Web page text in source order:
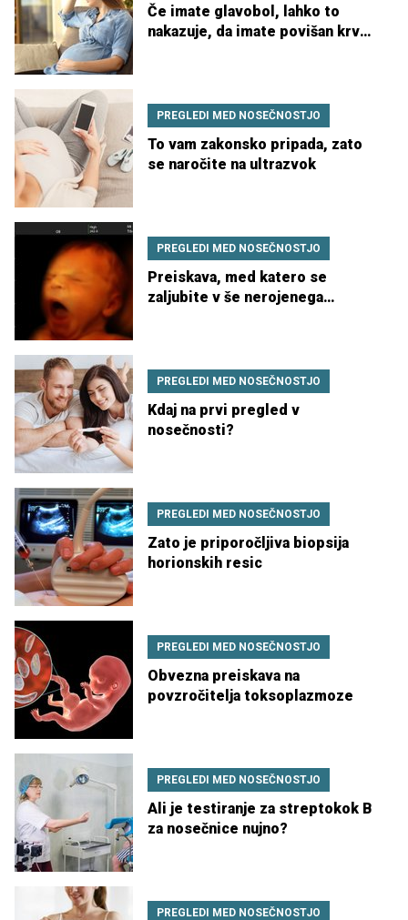
Če imate glavobol, lahko to
nakazuje, da imate povišan krvni
PREGLEDI MED NOSEČNOSTJO
To vam zakonsko pripada, zato
se naročite na ultrazvok
PREGLEDI MED NOSEČNOSTJO
Preiskava, med katero se
zaljubite v še nerojenega
PREGLEDI MED NOSEČNOSTJO
Kdaj na prvi pregled v
nosečnosti?
PREGLEDI MED NOSEČNOSTJO
Zato je priporočljiva biopsija
horionskih resic
PREGLEDI MED NOSEČNOSTJO
Obvezna preiskava na
povzročitelja toksoplazmoze
PREGLEDI MED NOSEČNOSTJO
Ali je testiranje za streptokok B
za nosečnice nujno?
PREGLEDI MED NOSEČNOSTJO